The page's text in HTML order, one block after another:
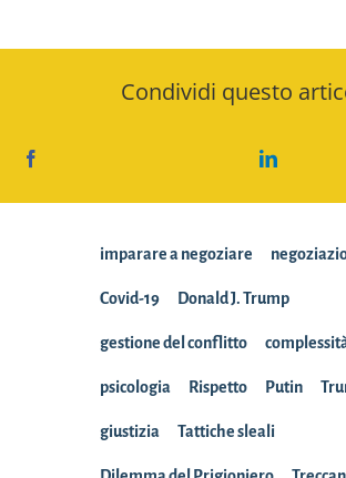
Condividi questo
imparare a negoziare
Covid-19 Donald J. Trump
gestione del conflitto
psicologia Rispetto Putin
giustizia Tattiche sleali